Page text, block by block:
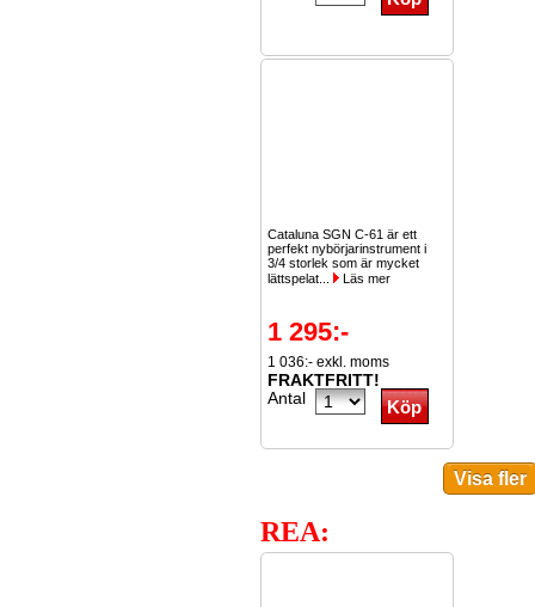
Cataluna SGN C-61 är ett
perfekt nybörjarinstrument i
3/4 storlek som är mycket
lättspelat...
Läs mer
1 295:-
1 036:- exkl. moms
FRAKTFRITT!
Antal
REA: